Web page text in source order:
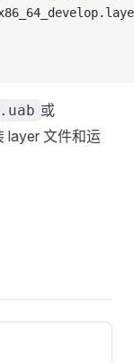
.uab 或
layer 文件和运